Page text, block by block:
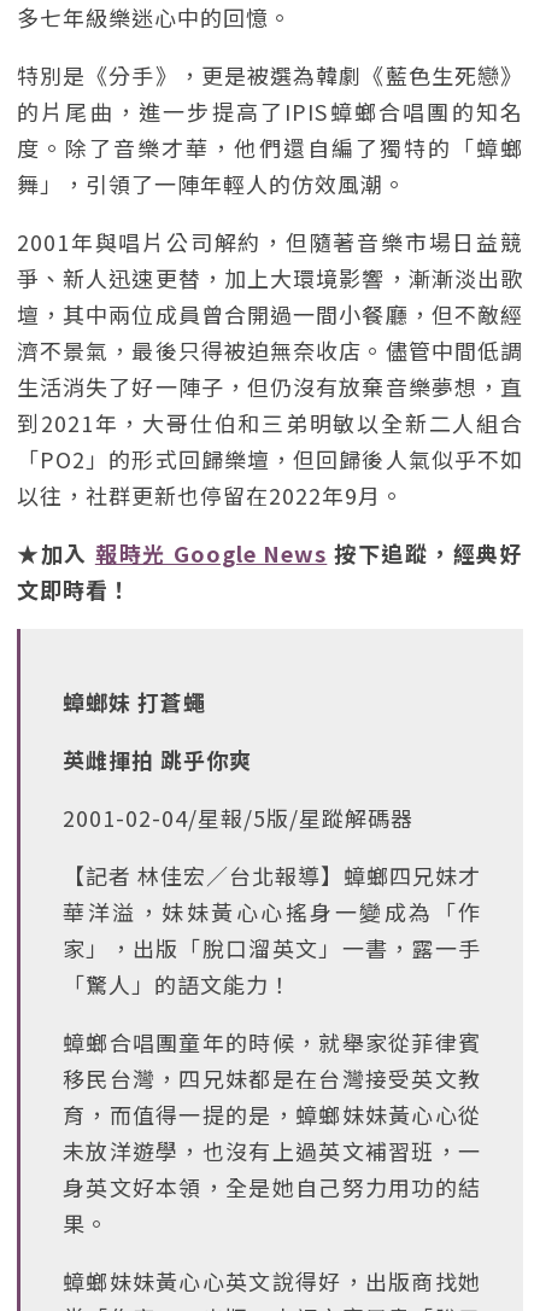
多七年級樂迷心中的回憶。
特別是《分手》，更是被選為韓劇《藍色生死戀》
的片尾曲，進一步提高了IPIS蟑螂合唱團的知名
度。除了音樂才華，他們還自編了獨特的「蟑螂
舞」，引領了一陣年輕人的仿效風潮。
2001年與唱片公司解約，但隨著音樂市場日益競
爭、新人迅速更替，加上大環境影響，漸漸淡出歌
壇，其中兩位成員曾合開過一間小餐廳，但不敵經
濟不景氣，最後只得被迫無奈收店。儘管中間低調
生活消失了好一陣子，但仍沒有放棄音樂夢想，直
到2021年，大哥仕伯和三弟明敏以全新二人組合
「PO2」的形式回歸樂壇，但回歸後人氣似乎不如
以往，社群更新也停留在2022年9月。
★加入 報時光 Google News 按下追蹤，經典好
文即時看！
蟑螂妹 打蒼蠅
英雌揮拍 跳乎你爽
2001-02-04/星報/5版/星蹤解碼器
【記者 林佳宏∕台北報導】蟑螂四兄妹才
華洋溢，妹妹黃心心搖身一變成為「作
家」，出版「脫口溜英文」一書，露一手
「驚人」的語文能力！
蟑螂合唱團童年的時候，就舉家從菲律賓
移民台灣，四兄妹都是在台灣接受英文教
育，而值得一提的是，蟑螂妹妹黃心心從
未放洋遊學，也沒有上過英文補習班，一
身英文好本領，全是她自己努力用功的結
果。
蟑螂妹妹黃心心英文說得好，出版商找她